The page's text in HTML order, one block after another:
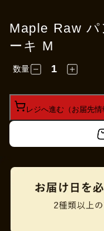
Maple Raw
ーキ M
数量
レジへ進む（お届先情